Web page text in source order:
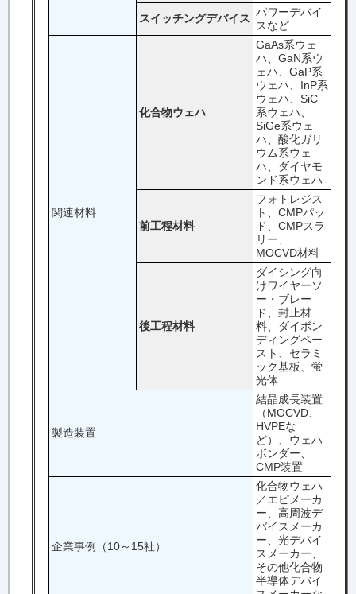
スイッチングデバイス パワーデバイ
スなど
関連材料
化合物ウェハ
GaAs系ウェ
ハ、GaN系ウ
ェハ、GaP系
ウェハ、InP系
ウェハ、SiC
系ウェハ、
SiGe系ウェ
ハ、酸化ガリ
ウム系ウェ
ハ、ダイヤモ
ンド系ウェハ
前工程材料
フォトレジス
ト、CMPパッ
ド、CMPスラ
リー、
MOCVD材料
後工程材料
ダイシング向
けワイヤーソ
ー・ブレー
ド、封止材
料、ダイボン
ディングペー
スト、セラミ
ック基板、蛍
光体
製造装置
結晶成長装置
（MOCVD、
HVPEな
ど）、ウェハ
ボンダー、
CMP装置
企業事例（10～15社）
化合物ウェハ
／エピメーカ
ー、高周波デ
バイスメーカ
ー、光デバイ
スメーカー、
その他化合物
半導体デバイ